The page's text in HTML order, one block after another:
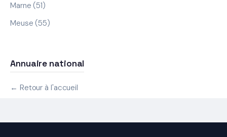
Marne (51)
Meuse (55)
Annuaire national
← Retour à l'accueil